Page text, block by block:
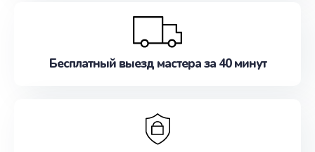
Бесплатный выезд мастера за 40 минут